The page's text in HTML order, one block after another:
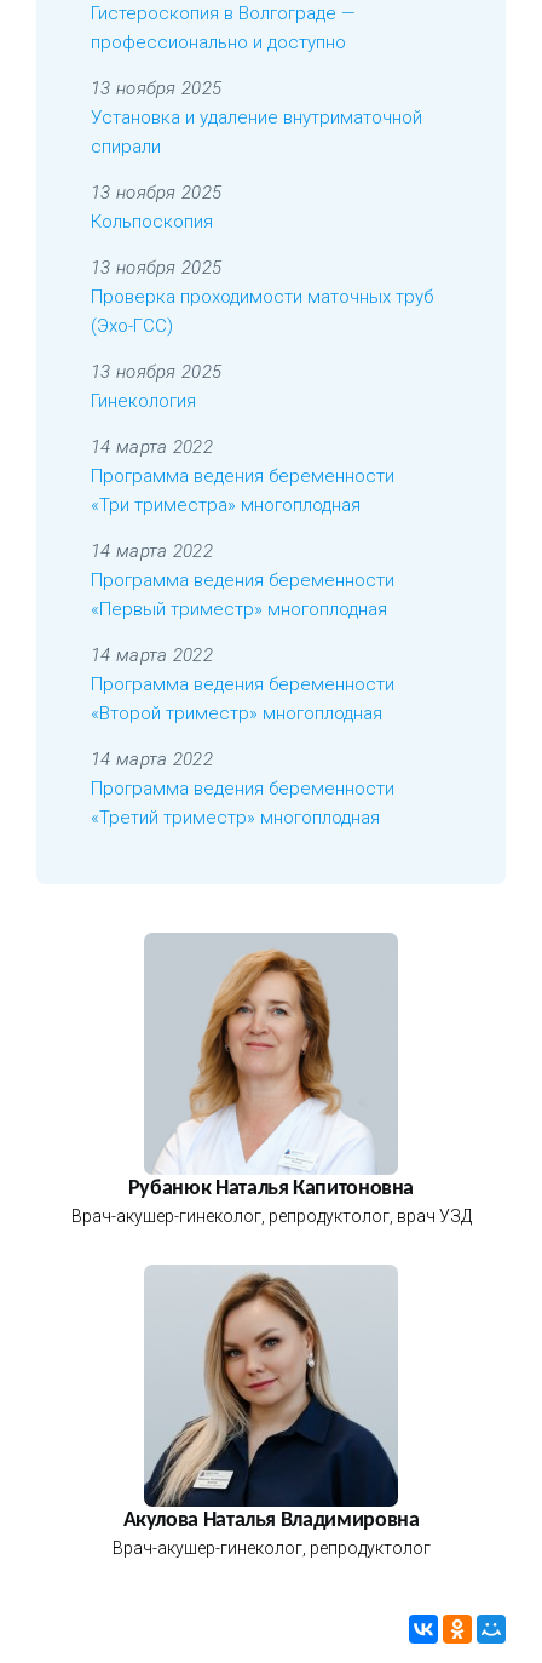
Гистероскопия в Волгограде —
профессионально и доступно
13 ноября 2025
Установка и удаление внутриматочной
спирали
13 ноября 2025
Кольпоскопия
13 ноября 2025
Проверка проходимости маточных труб
(Эхо-ГСС)
13 ноября 2025
Гинекология
14 марта 2022
Программа ведения беременности
«Три триместра» многоплодная
14 марта 2022
Программа ведения беременности
«Первый триместр» многоплодная
14 марта 2022
Программа ведения беременности
«Второй триместр» многоплодная
14 марта 2022
Программа ведения беременности
«Третий триместр» многоплодная
Рубанюк Наталья Капитоновна
Врач-акушер-гинеколог, репродуктолог, врач УЗД
Акулова Наталья Владимировна
Врач-акушер-гинеколог, репродуктолог